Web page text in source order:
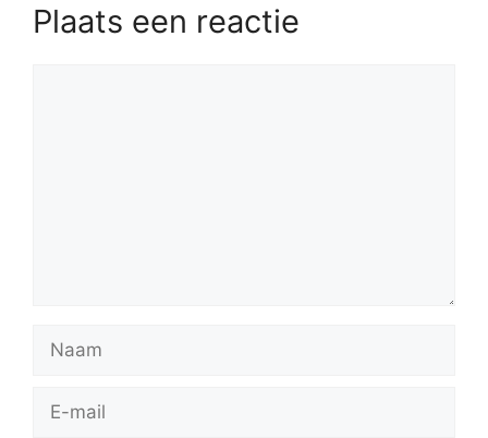
Plaats een reactie
mail